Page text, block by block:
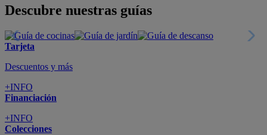
Descubre nuestras guías
Tarjeta
Descuentos y más
+INFO
Financiación
+INFO
Colecciones